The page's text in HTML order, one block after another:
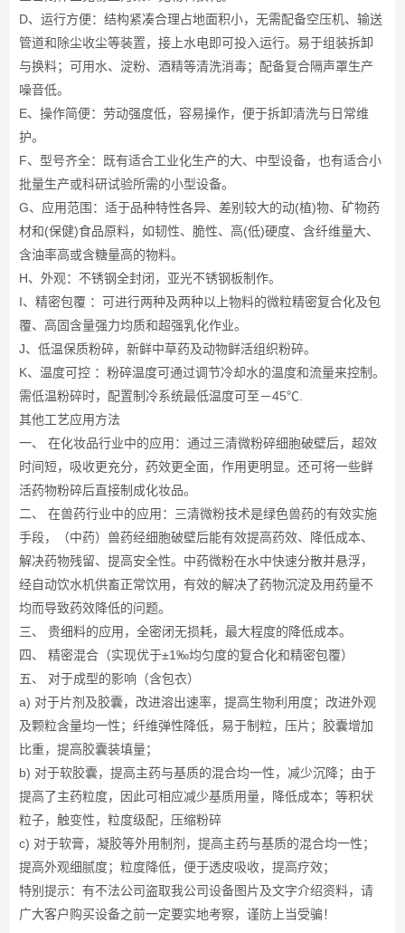
D、运行方便：结构紧凑合理占地面积小，无需配备空压机、输送
管道和除尘收尘等装置，接上水电即可投入运行。易于组装拆卸
与换料；可用水、淀粉、酒精等清洗消毒；配备复合隔声罩生产
噪音低。
E、操作简便：劳动强度低，容易操作，便于拆卸清洗与日常维
护。
F、型号齐全：既有适合工业化生产的大、中型设备，也有适合小
批量生产或科研试验所需的小型设备。
G、应用范围：适于品种特性各异、差别较大的动(植)物、矿物药
材和(保健)食品原料，如韧性、脆性、高(低)硬度、含纤维量大、
含油率高或含糖量高的物料。
H、外观：不锈钢全封闭，亚光不锈钢板制作。
I、精密包覆 ：可进行两种及两种以上物料的微粒精密复合化及包
覆、高固含量强力均质和超强乳化作业。
J、低温保质粉碎，新鲜中草药及动物鲜活组织粉碎。
K、温度可控 ：粉碎温度可通过调节冷却水的温度和流量来控制。
需低温粉碎时，配置制冷系统最低温度可至－45℃.
其他工艺应用方法
一、 在化妆品行业中的应用：通过三清微粉碎细胞破壁后，超效
时间短，吸收更充分，药效更全面，作用更明显。还可将一些鲜
活药物粉碎后直接制成化妆品。
二、 在兽药行业中的应用：三清微粉技术是绿色兽药的有效实施
手段，（中药）兽药经细胞破壁后能有效提高药效、降低成本、
解决药物残留、提高安全性。中药微粉在水中快速分散并悬浮，
经自动饮水机供畜正常饮用，有效的解决了药物沉淀及用药量不
均而导致药效降低的问题。
三、 贵细料的应用，全密闭无损耗，最大程度的降低成本。
四、 精密混合（实现优于±1‰均匀度的复合化和精密包覆）
五、 对于成型的影响（含包衣）
a) 对于片剂及胶囊，改进溶出速率，提高生物利用度；改进外观
及颗粒含量均一性；纤维弹性降低，易于制粒，压片；胶囊增加
比重，提高胶囊装填量；
b) 对于软胶囊，提高主药与基质的混合均一性，减少沉降；由于
提高了主药粒度，因此可相应减少基质用量，降低成本；等积状
粒子，触变性，粒度级配，压缩粉碎
c) 对于软膏，凝胶等外用制剂，提高主药与基质的混合均一性；
提高外观细腻度；粒度降低，便于透皮吸收，提高疗效；
特别提示：有不法公司盗取我公司设备图片及文字介绍资料，请
广大客户购买设备之前一定要实地考察，谨防上当受骗！